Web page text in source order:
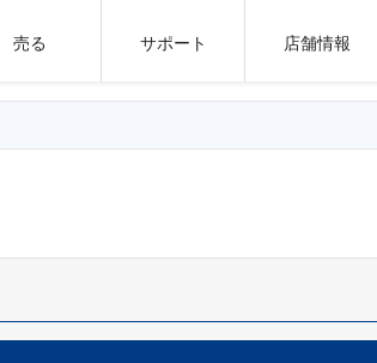
売る サポート 店舗情報